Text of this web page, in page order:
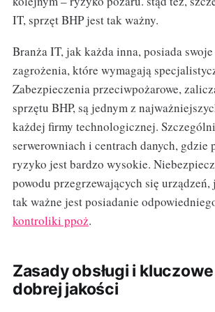
IT, sprzęt BHP jest tak ważny.
Branża IT, jak każda inna, posiada
zagrożenia, które wymagają
Zabezpieczenia przeciwpożarowe,
sprzętu BHP, są jednym z
każdej firmy technologicznej.
serwerowniach i centrach danych, gdzie
ryzyko jest bardzo wysokie.
powodu przegrzewających się urządzeń,
tak ważne jest posiadanie
kontroliki ppoż.
Zasady obsługi i
dobrej jakości